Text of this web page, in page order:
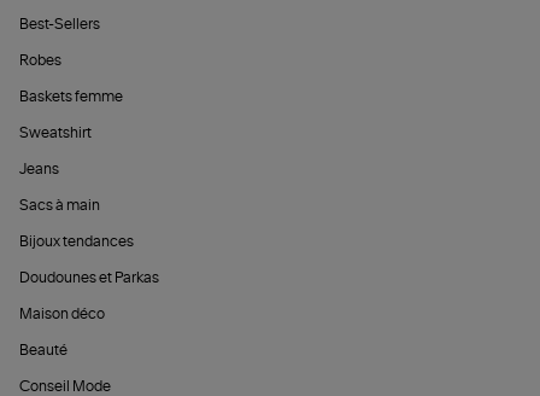
Best-Sellers
Robes
Baskets femme
Sweatshirt
Jeans
Sacs à main
Bijoux tendances
Doudounes et Parkas
Maison déco
Beauté
Conseil Mode